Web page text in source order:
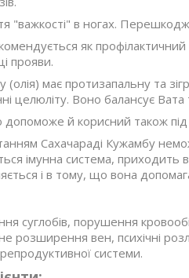
"важкості" в ногах.
як
прояви.
(олія) має протизапальну та
целюліту. Воно балансує Вата
допоможе й корисний також під
Сахачараді Кужамбу
імунна система, приходить
і в тому, що вона
суглобів, порушення
розширення вен, психічні
системи.